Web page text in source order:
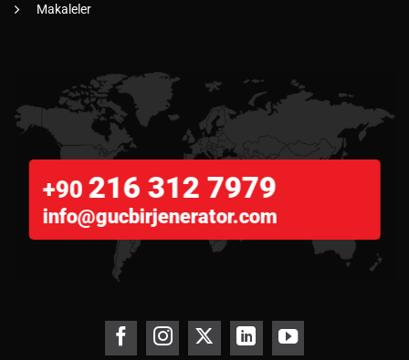
Makaleler
+90 216 312 7979
info@gucbirjenerator.com